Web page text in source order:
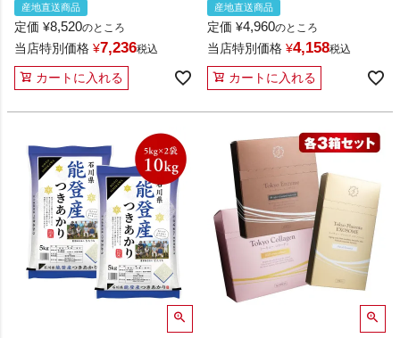
産地直送商品
定価 ¥8,520のところ
当店特別価格 ¥7,236税込
カートに入れる
産地直送商品
定価 ¥4,960のところ
当店特別価格 ¥4,158税込
カートに入れる